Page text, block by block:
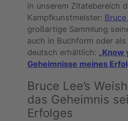
in unserem Zitatebereich
Kampfkunstmeister:
großartige Sammlung
auch in Buchform oder
deutsch erhältlich: „Know
Geheimnisse meines
Bruce Lee’s
das Geheimnis
Erfolges